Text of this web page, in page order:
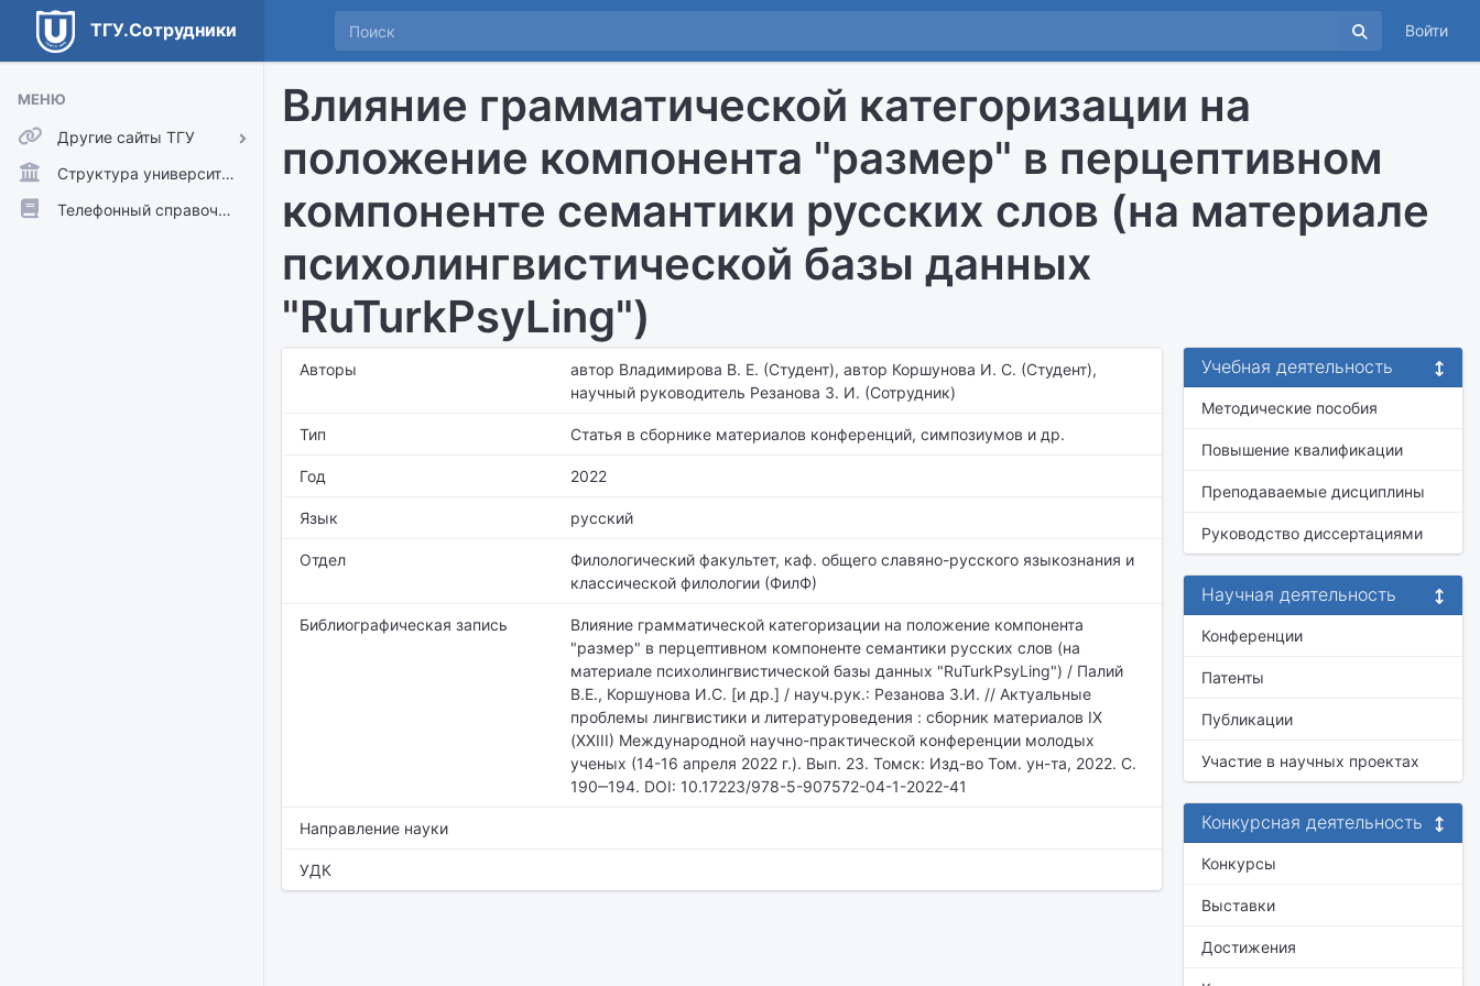
ТГУ.Сотрудники Войти
МЕНЮ
Другие сайты ТГУ
ТГУ.Аккаунты
ТГУ.Расписание
Структура университета
Телефонный справочник
Влияние грамматической категоризации на
положение компонента "размер" в перцептивном
компоненте семантики русских слов (на материале
психолингвистической базы данных
"RuTurkPsyLing")
Авторы
автор Владимирова В. Е. (Студент), автор Коршунова И. С. (Студент),
научный руководитель Резанова З. И. (Сотрудник)
Тип Статья в сборнике материалов конференций, симпозиумов и др.
Год 2022
Язык русский
Отдел Филологический факультет, каф. общего славяно-русского языкознания и
классической филологии (ФилФ)
Библиографическая запись
Влияние грамматической категоризации на положение компонента
"размер" в перцептивном компоненте семантики русских слов (на
материале психолингвистической базы данных "RuTurkPsyLing") / Палий
В.Е., Коршунова И.С. [и др.] / науч.рук.: Резанова З.И. // Актуальные
проблемы лингвистики и литературоведения : сборник материалов IX
(XXIII) Международной научно-практической конференции молодых
ученых (14-16 апреля 2022 г.). Вып. 23. Томск: Изд-во Том. ун-та, 2022. С.
190‒194. DOI: 10.17223/978-5-907572-04-1-2022-41
Направление науки
УДК
Учебная деятельность
Методические пособия
Повышение квалификации
Преподаваемые дисциплины
Руководство диссертациями
Научная деятельность
Конференции
Патенты
Публикации
Участие в научных проектах
Конкурсная деятельность
Конкурсы
Выставки
Достижения